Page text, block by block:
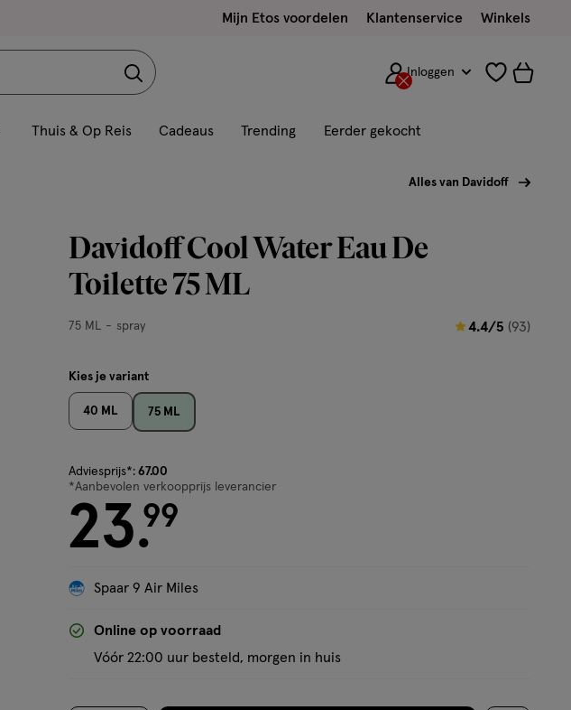
Mijn Etos voordelen Klantenservice Winkels
Inloggen
Thuis & Op Reis Cadeaus Trending Eerder gekocht
Alles van Davidoff
Davidoff Cool Water Eau De
Toilette 75 ML
75
spray
75 ML spray 4.4/5 (93)
4.4
Kies je variant
40 ML 75 ML
van € 67.00 voor € 23.99
Adviesprijs*: 67.00
*Aanbevolen verkoopprijs leverancier
23.99
Spaar 9 Air Miles
Online op voorraad
Vóór 22:00 uur besteld, morgen in huis